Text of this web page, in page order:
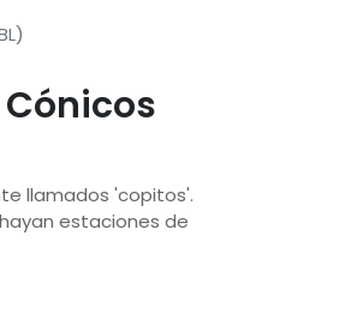
llamados 'copitos'.
estaciones de